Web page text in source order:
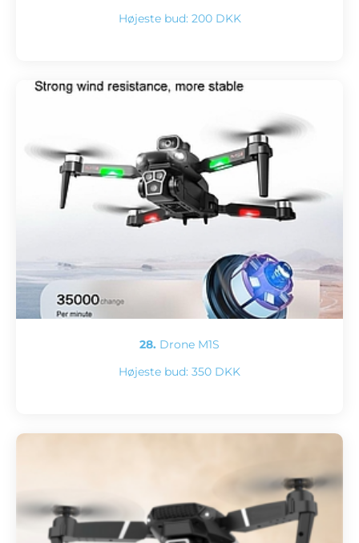
Højeste bud: 200 DKK
28. Drone M1S
Højeste bud: 350 DKK